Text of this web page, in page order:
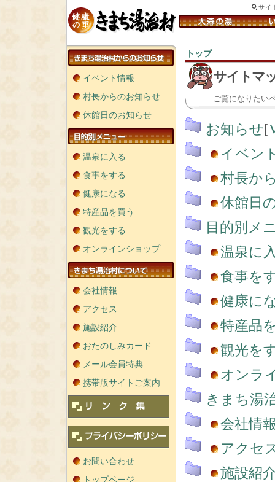
サイ
イベント情報
村長からのお知らせ
休館日のお知らせ
温泉に入る
食事をする
健康になる
特産品を買う
観光をする
オンラインショップ
会社情報
アクセス
施設紹介
おたのしみカード
メール会員特典
携帯版サイトご案内
お問い合わせ
トップページ
トップ
サイトマ
ご覧になりたい
お知らせ[
イベン
村長か
休館日
目的別メ
温泉に
食事を
健康に
特産品
観光を
オンラ
きまち湯
会社情
アクセ
施設紹